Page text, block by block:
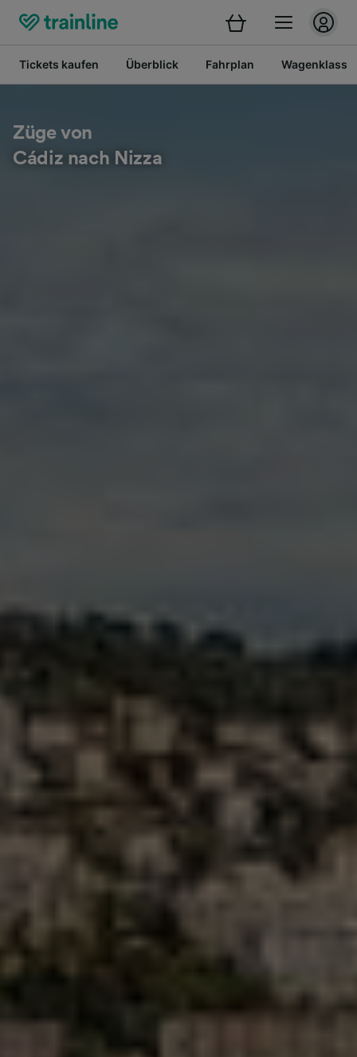
Tickets kaufen Überblick Fahrplan
Züge von
Cádiz nach Nizza